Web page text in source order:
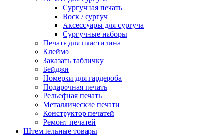
Сургучная печать
Воск / сургуч
Аксессуары для сургуча
Сургучные наборы
Печать для пластилина
Клеймо
Заказать табличку
Бейджи
Номерки для гардероба
Подарочная печать
Рельефная печать
Металлические печати
Конструктор печатей
Ремонт печатей
Штемпельные товары